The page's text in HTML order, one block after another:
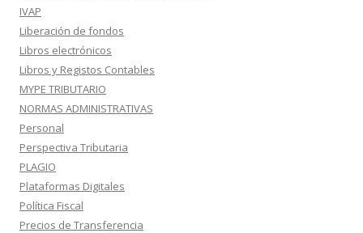
IVAP
Liberación de fondos
Libros electrónicos
Libros y Registos Contables
MYPE TRIBUTARIO
NORMAS ADMINISTRATIVAS
Personal
Perspectiva Tributaria
PLAGIO
Plataformas Digitales
Política Fiscal
Precios de Transferencia